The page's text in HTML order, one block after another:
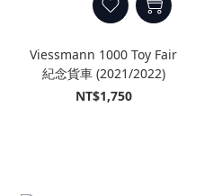
Viessmann 1000 Toy Fair
紀念貨車 (2021/2022)
NT$1,750